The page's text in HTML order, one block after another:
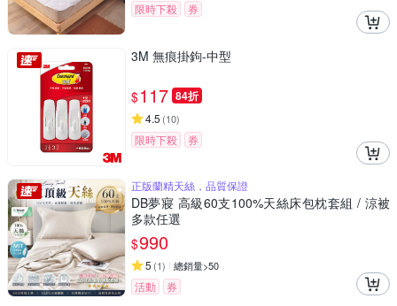
限時下殺 券
3M 無痕掛鉤-中型
$117 84折
4.5 (10)
限時下殺 券
正版蘭精天絲，品質保證
DB夢寢 高級60支100%天絲床包枕套組 / 涼被
多款任選
$990
5 (1) 總銷量>50
活動 券